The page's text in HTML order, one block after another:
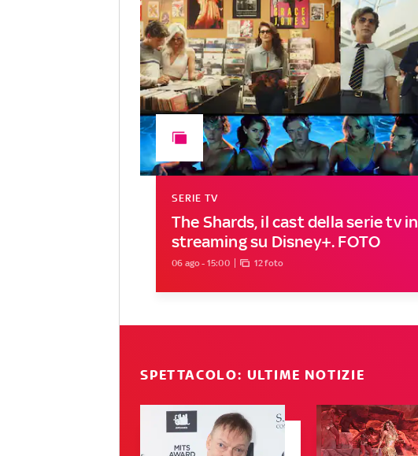
The Shards, il cast della serie tv in
streaming su Disney+. FOTO
SERIE TV
06 ago - 15:00 12 foto
SPETTACOLO: ULTIME NOTIZIE